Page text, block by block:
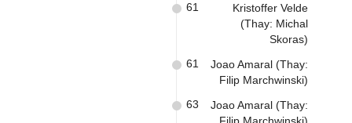
Kristoffer Velde
(Thay: Michal
Skoras)
61
Joao Amaral (Thay:
Filip Marchwinski)
61
Joao Amaral (Thay:
63